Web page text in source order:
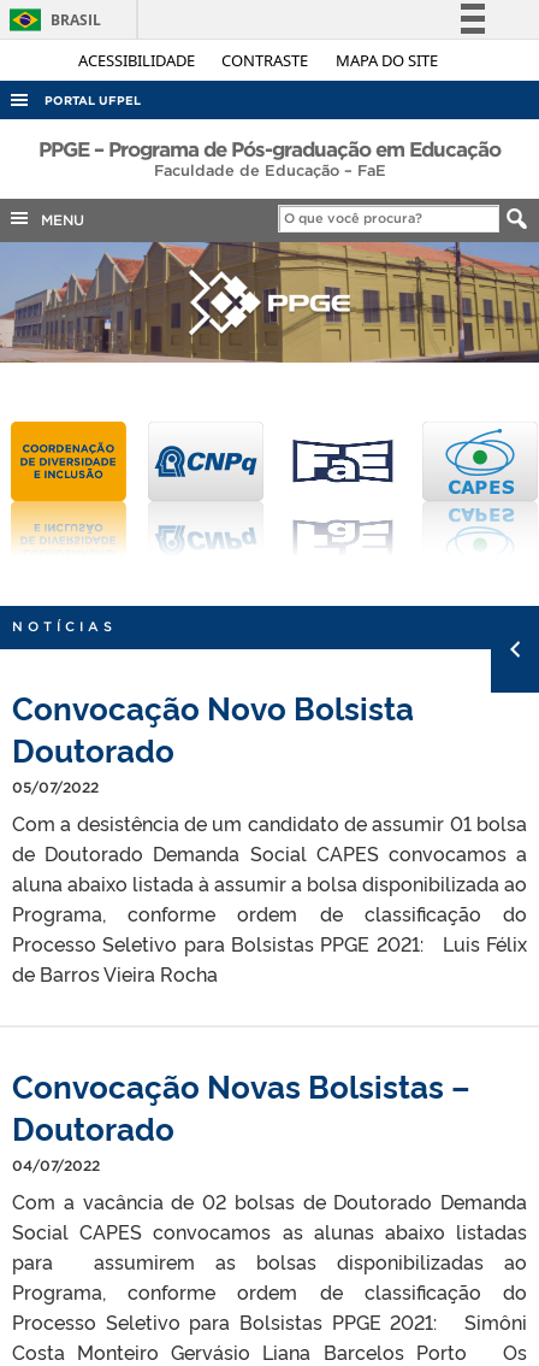
ACESSIBILIDADE CONTRASTE MAPA DO SITE
BRASIL
Simplifique!
Acesso à informação
Legislação
Canais
PORTAL UFPEL
ACESSO À INFORMAÇÃO
COBALTO
CONCURSOS
EDITAIS
INTERNACIONAL
TELEFONES
PPGE – Programa de Pós-graduação em Educação
Faculdade de Educação – FaE
MENU
NOTÍCIAS
Convocação Novo Bolsista
Doutorado
05/07/2022
Com a desistência de um candidato de assumir 01 bolsa
de Doutorado Demanda Social CAPES convocamos a
aluna abaixo listada à assumir a bolsa disponibilizada ao
Programa, conforme ordem de classificação do
Processo Seletivo para Bolsistas PPGE 2021: Luis Félix
de Barros Vieira Rocha
Convocação Novas Bolsistas –
Doutorado
04/07/2022
Com a vacância de 02 bolsas de Doutorado Demanda
Social CAPES convocamos as alunas abaixo listadas
para assumirem as bolsas disponibilizadas ao
Programa, conforme ordem de classificação do
Processo Seletivo para Bolsistas PPGE 2021: Simôni
Costa Monteiro Gervásio Liana Barcelos Porto Os